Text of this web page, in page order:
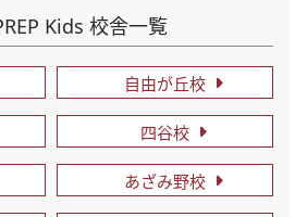
Kids 校舎一覧
自由が丘校
四谷校
あざみ野校